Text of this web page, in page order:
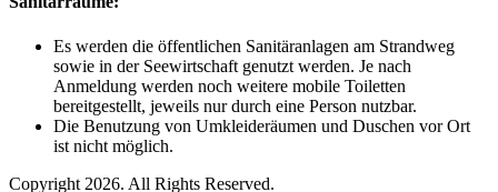
Es werden die öffentlichen Sanitäranlagen am Strandweg
sowie in der Seewirtschaft genutzt werden. Je nach
Anmeldung werden noch weitere mobile Toiletten
bereitgestellt, jeweils nur durch eine Person nutzbar.
Die Benutzung von Umkleideräumen und Duschen vor Ort
ist nicht möglich.
Copyright 2026. All Rights Reserved.